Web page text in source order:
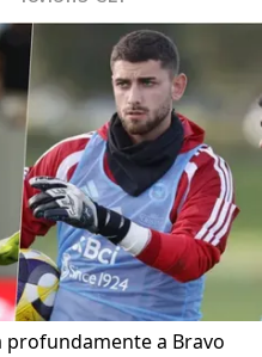
profundamente a Bravo